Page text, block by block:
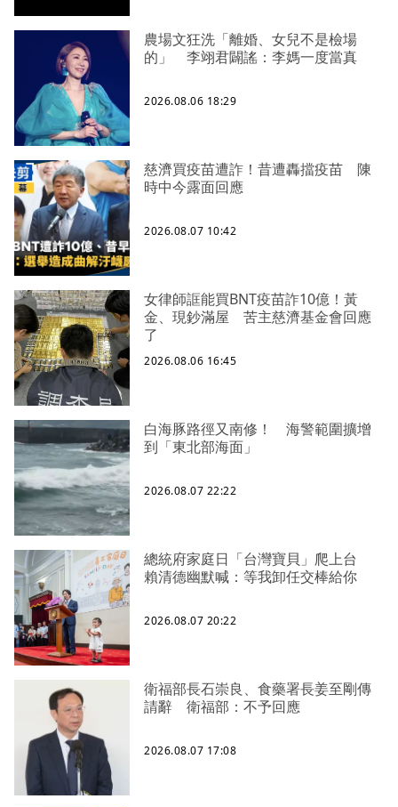
農場文狂洗「離婚、女兒不是檢場
的」 李翊君闢謠：李媽一度當真
2026.08.06 18:29
慈濟買疫苗遭詐！昔遭轟擋疫苗 陳
時中今露面回應
2026.08.07 10:42
女律師誆能買BNT疫苗詐10億！黃
金、現鈔滿屋 苦主慈濟基金會回應
了
2026.08.06 16:45
白海豚路徑又南修！ 海警範圍擴增
到「東北部海面」
2026.08.07 22:22
總統府家庭日「台灣寶貝」爬上台
賴清德幽默喊：等我卸任交棒給你
2026.08.07 20:22
衛福部長石崇良、食藥署長姜至剛傳
請辭 衛福部：不予回應
2026.08.07 17:08